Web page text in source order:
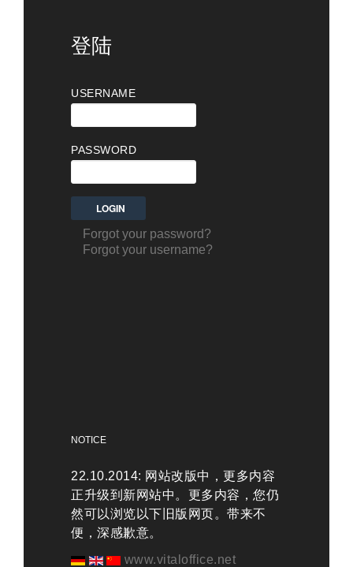
登陆
USERNAME
PASSWORD
Forgot your password?
Forgot your username?
NOTICE
22.10.2014: 网站改版中，更多内容
正升级到新网站中。更多内容，您仍
然可以浏览以下旧版网页。带来不
便，深感歉意。
www.vitaloffice.net